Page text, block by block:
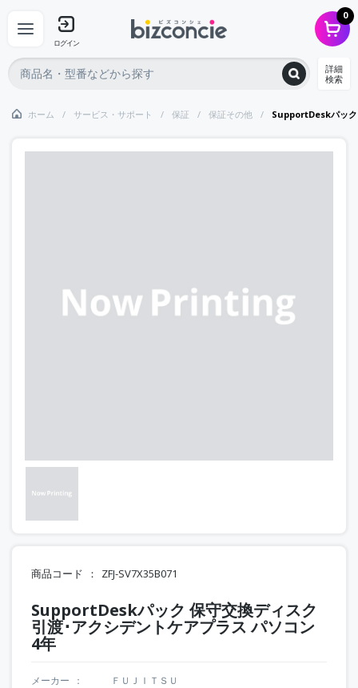
ログイン
0
詳細
検索
ホーム サービス・サポート 保証 保証その他 SupportDeskパック
商品コード ZFJ-SV7X35B071
SupportDeskパック 保守交換ディスク
引渡･アクシデントケアプラス パソコン
4年
メーカー
ＦＵＪＩＴＳＵ